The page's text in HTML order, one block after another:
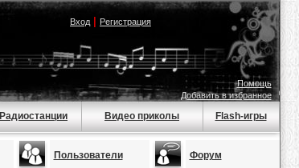
Вход| Регистрация
Помощь
Добавить в избранное
Радиостанции Видео приколы Flash-игры
Пользователи Форум